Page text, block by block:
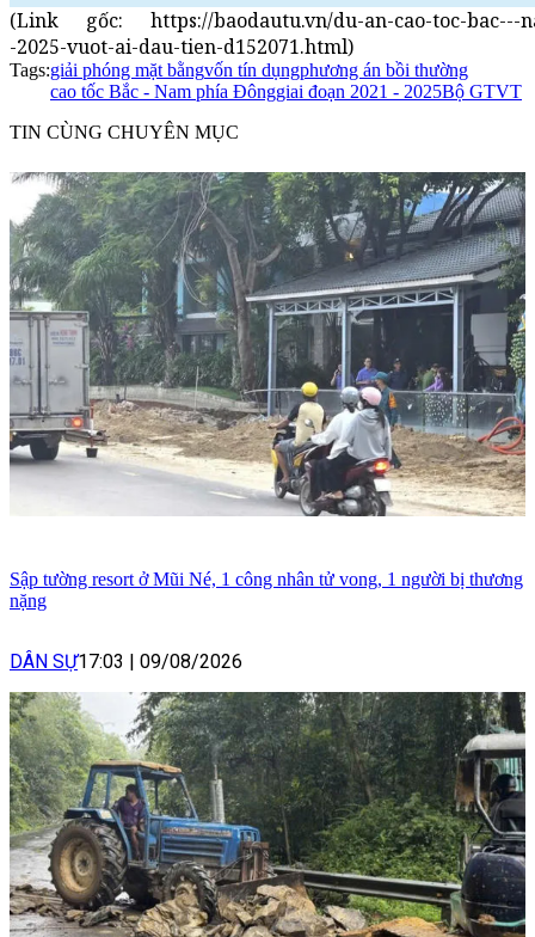
(Link gốc: https://baodautu.vn/du-an-cao-toc-bac---
-2025-vuot-ai-dau-tien-d152071.html)
Tags:giải phóng mặt bằngvốn tín dụngphương án bồi thường
cao tốc Bắc - Nam phía Đônggiai đoạn 2021 - 2025Bộ GTVT
TIN CÙNG CHUYÊN MỤC
Sập tường resort ở Mũi Né, 1 công nhân tử vong, 1 người bị thương
nặng
DÂN SỰ17:03 | 09/08/2026